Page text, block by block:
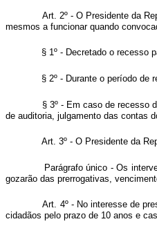
Art. 2º - O Presidente da
mesmos a funcionar quando
§ 1º - Decretado o recesso
§ 2º - Durante o período de
§ 3º - Em caso de recesso
de auditoria, julgamento das contas
Art. 3º - O Presidente da
Parágrafo único - Os
gozarão das prerrogativas,
Art. 4º - No interesse de
cidadãos pelo prazo de 10 anos e